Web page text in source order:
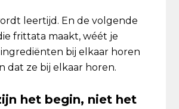
leertijd. En de volgende
frittata maakt, wéét je
bij elkaar horen
dat ze bij elkaar horen.
het begin, niet het